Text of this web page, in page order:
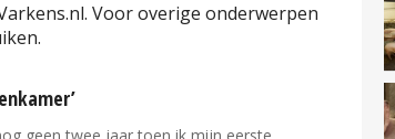
Voor overige onderwerpen